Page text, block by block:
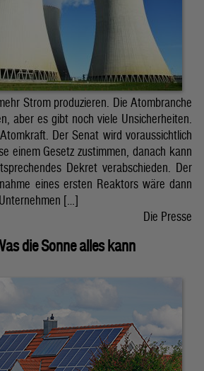
Strom produzieren. Die Atombranche
aber es gibt noch viele Unsicherheiten.
Der Senat wird voraussichtlich
einem Gesetz zustimmen, danach kann
Dekret verabschieden. Der
eines ersten Reaktors wäre dann
[…]
Die Presse
die Sonne alles kann